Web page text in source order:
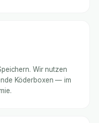
Wir nutzen
Köderboxen — im